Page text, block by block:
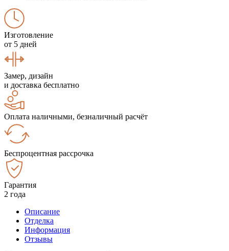
Изготовление
от 5 дней
Замер, дизайн
и доставка бесплатно
Оплата наличными, безналичный расчёт
Беспроцентная рассрочка
Гарантия
2 года
Описание
Отделка
Информация
Отзывы